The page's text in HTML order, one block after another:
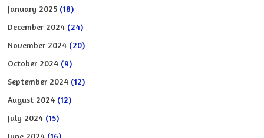
January 2025 (18)
December 2024 (24)
November 2024 (20)
October 2024 (9)
September 2024 (12)
August 2024 (12)
July 2024 (15)
June 2024 (16)